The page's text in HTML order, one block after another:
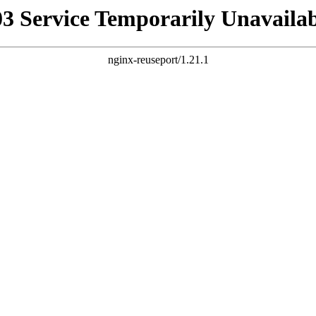
Service Temporarily
nginx-reuseport/1.21.1